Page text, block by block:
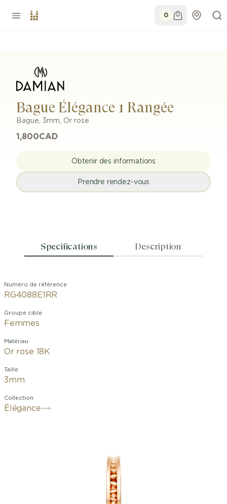
0
Bague Élégance 1 Rangée
Bague, 3mm, Or rose
1,800CAD
Obtenir des informations
Prendre rendez-vous
Specifications Description
Numéro de référence
RG4088E1RR
Groupe cible
Femmes
Matériau
Or rose 18K
Taille
3mm
Collection
Élégance